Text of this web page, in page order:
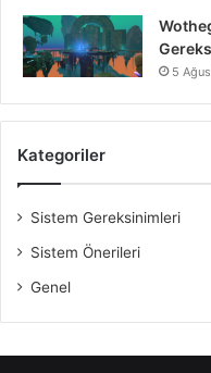
5
Kategoriler
Sistem Gereksinimleri
Sistem Önerileri
Genel